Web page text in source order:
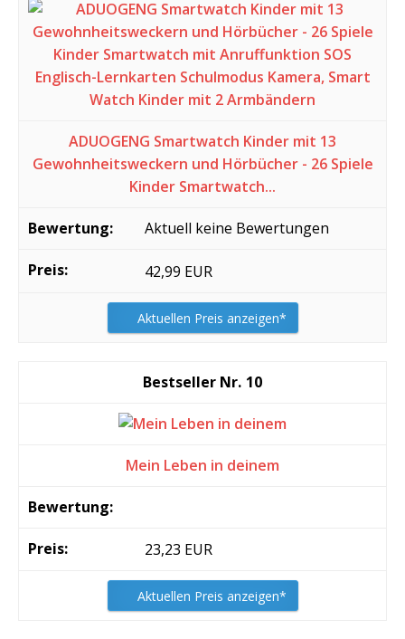
ADUOGENG Smartwatch Kinder mit 13
Gewohnheitsweckern und Hörbücher - 26 Spiele
Kinder Smartwatch...
Aktuell keine Bewertungen
42,99 EUR
Aktuellen Preis anzeigen*
10
Mein Leben in deinem
23,23 EUR
Aktuellen Preis anzeigen*